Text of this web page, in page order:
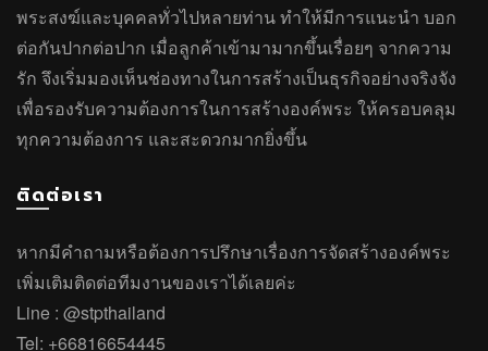
พระสงฆ์และบุคคลทั่วไปหลายท่าน ทำให้มีการแนะนำ บอก
ต่อกันปากต่อปาก เมื่อลูกค้าเข้ามามากขึ้นเรื่อยๆ จากความ
รัก จึงเริ่มมองเห็นช่องทางในการสร้างเป็นธุรกิจอย่างจริงจัง
เพื่อรองรับความต้องการในการสร้างองค์พระ ให้ครอบคลุม
ทุกความต้องการ และสะดวกมากยิ่งขึ้น
ติดต่อเรา
หากมีคำถามหรือต้องการปรึกษาเรื่องการจัดสร้างองค์พระ
เพิ่มเติมติดต่อทีมงานของเราได้เลยค่ะ
Line : @stpthailand
Tel: +66816654445